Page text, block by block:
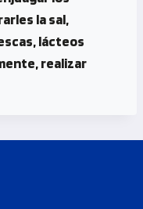
la sal,
lácteos
realizar